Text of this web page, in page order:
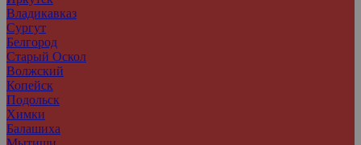
Владикавказ
Сургут
Белгород
Старый Оскол
Волжский
Копейск
Подольск
Химки
Балашиха